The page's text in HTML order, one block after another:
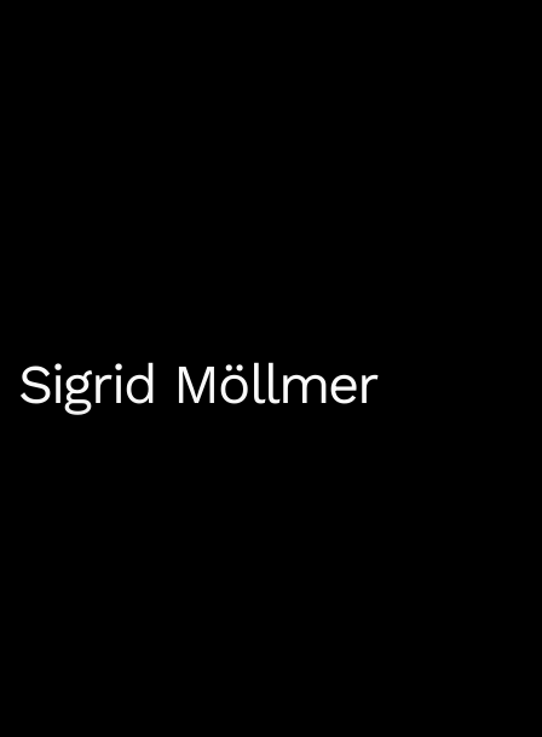
Sigrid Möllmer